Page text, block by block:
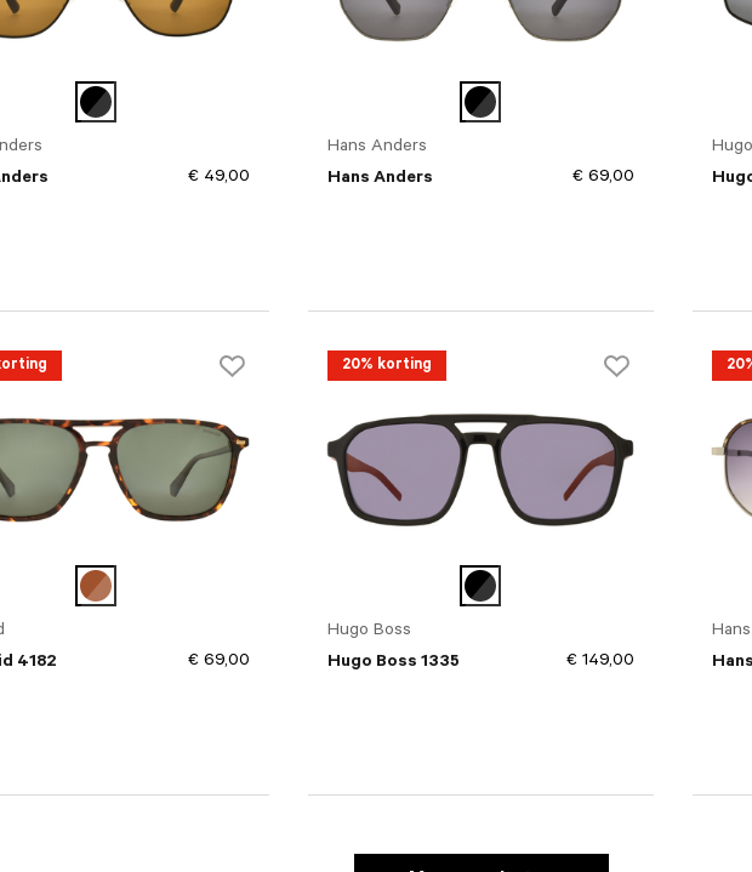
€ 49,00
Hans Anders
Hans Anders
€ 69,00
4182
€ 69,00
20% korting
Hugo Boss
Hugo Boss 1335
€ 149,00